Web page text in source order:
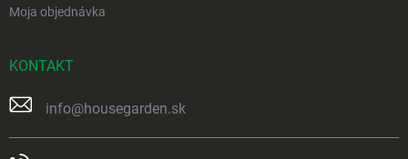
Moja objednávka
KONTAKT
info@housegarden.sk